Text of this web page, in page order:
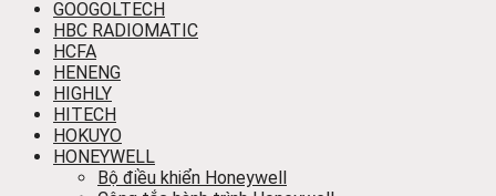
GOOGOLTECH
HBC RADIOMATIC
HCFA
HENENG
HIGHLY
HITECH
HOKUYO
HONEYWELL
Bộ điều khiển Honeywell